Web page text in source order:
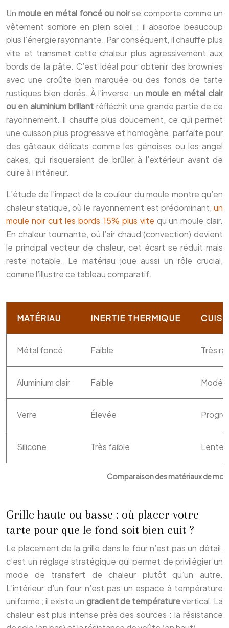
Unmoule en métal foncé ou noirse comporte comme un
vêtement sombre en plein soleil : il absorbe beaucoup
plus l’énergie rayonnante. Par conséquent, il chauffe plus
vite et transmet cette chaleur plus agressivement aux
bords de la pâte. C’est idéal pour obtenir des brownies
avec une croûte bien marquée ou des fonds de tarte
rustiques bien dorés. À l’inverse, un moule en métal clair
ou en aluminium brillant réfléchit une grande partie de ce
rayonnement. Il chauffe plus doucement, ce qui permet
une cuisson plus progressive et homogène, parfaite pour
des gâteaux délicats comme les génoises ou les angel
cakes, qui risqueraient de brûler à l’extérieur avant de
cuire à l’intérieur.
L’étude de l’impact de la couleur du moule montre qu’en
chaleur statique, où le rayonnement est prédominant, un
moule noir cuit les bords 15% plus vite qu’un moule clair.
En chaleur tournante, où l’air chaud (convection) devient
le principal vecteur de chaleur, cet écart se réduit mais
reste notable. Le matériau joue aussi un rôle crucial,
comme l’illustre ce tableau comparatif.
Comparaison des matériaux de
MATÉRIAU INERTIE THERMIQUE
Métal foncé Faible Très
Aluminium clair Faible
Verre Élevée
Silicone Très faible Lente
Grille haute ou basse : où placer votre
tarte pour que le fond soit bien cuit ?
Le placement de la grille dans le four n’est pas un détail,
c’est un réglage stratégique qui permet de privilégier un
mode de transfert de chaleur plutôt qu’un autre.
L’intérieur d’un four n’est pas un espace à température
uniforme ; il existe un gradient de températurevertical. La
chaleur est plus intense près des sources : la résistance